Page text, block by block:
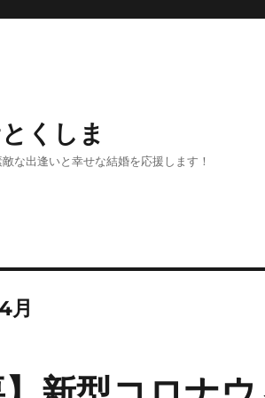
くしま
な出逢いと幸せな結婚を応援します！
月